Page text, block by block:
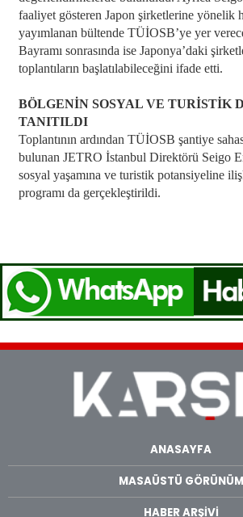
faaliyet gösteren Japon şirketlerine yönelik
yayımlanan bültende TÜİOSB’ye yer
Bayramı sonrasında ise Japonya’daki
toplantıların başlatılabileceğini ifade etti.
BÖLGENİN SOSYAL VE TURİSTİK
TANITILDI
Toplantının ardından TÜİOSB şantiye
bulunan JETRO İstanbul Direktörü Seigo
sosyal yaşamına ve turistik potansiyeline
programı da gerçekleştirildi.
ANASAYFA
MASAÜSTÜ GÖRÜNÜM
HABER ARŞİVİ